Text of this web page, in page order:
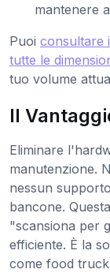
mantenere
Puoi consultare
tutte le
tuo volume
Il
Eliminare
manutenzione.
nessun
bancone.
"scansiona per
efficiente. È la
come food